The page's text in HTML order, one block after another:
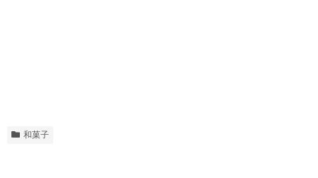
和菓子